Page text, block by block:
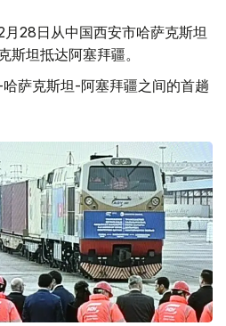
28日从中国西安市哈萨克斯坦
斯坦抵达阿塞拜疆。
萨克斯坦-阿塞拜疆之间的首趟